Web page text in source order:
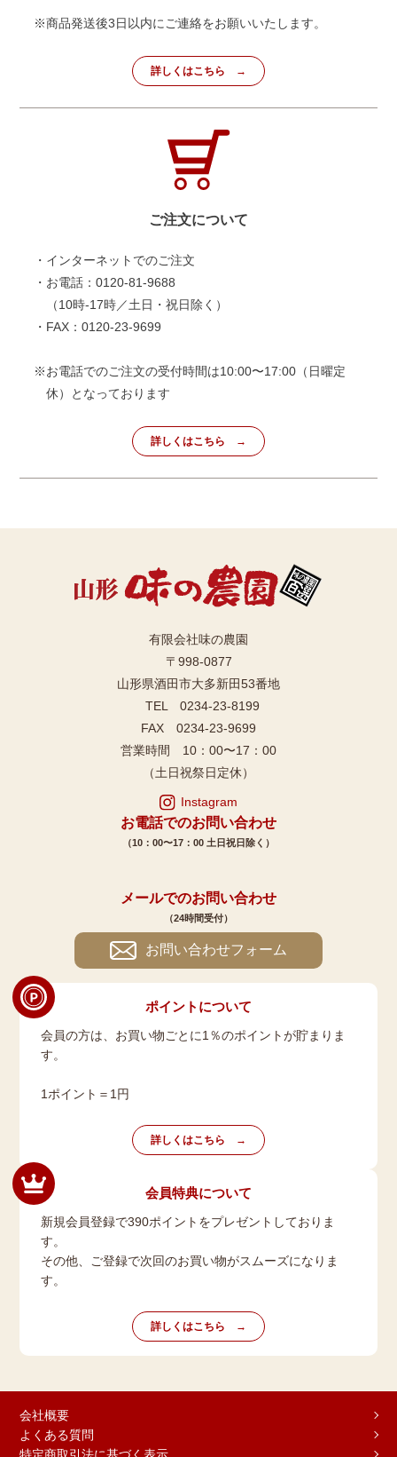
※商品発送後3日以内にご連絡をお願いいたします。
詳しくはこちら
ご注文について
・インターネットでのご注文
・お電話：0120-81-9688
（10時-17時／土日・祝日除く）
・FAX：0120-23-9699
※お電話でのご注文の受付時間は10:00〜17:00（日曜定
休）となっております
詳しくはこちら
有限会社味の農園
〒998-0877
山形県酒田市大多新田53番地
TEL 0234-23-8199
FAX 0234-23-9699
営業時間 10：00〜17：00
（土日祝祭日定休）
Instagram
お電話でのお問い合わせ
（10：00〜17：00 土日祝日除く）
メールでのお問い合わせ
（24時間受付）
お問い合わせフォーム
ポイントについて
会員の方は、お買い物ごとに1％のポイントが貯まりま
す。
1ポイント＝1円
詳しくはこちら
会員特典について
新規会員登録で390ポイントをプレゼントしておりま
す。
その他、ご登録で次回のお買い物がスムーズになりま
す。
詳しくはこちら
会社概要
よくある質問
特定商取引法に基づく表示